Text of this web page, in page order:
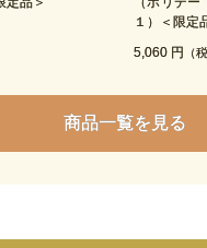
１）＜限定
5,060 円 （
商品一覧を見る